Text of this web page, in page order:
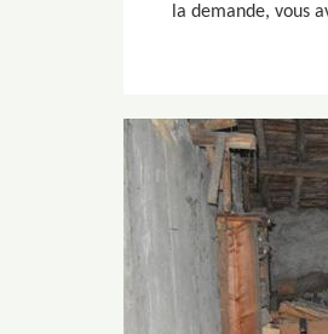
la demande, vous